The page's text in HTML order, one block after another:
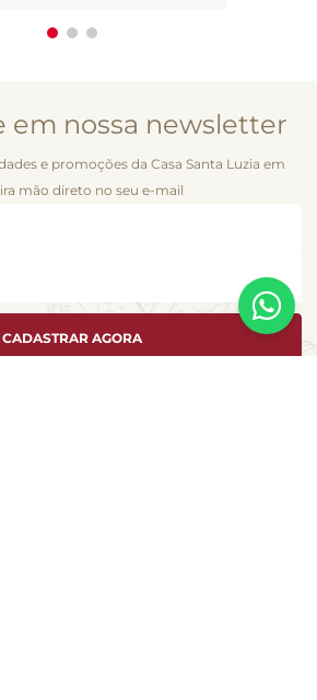
em nossa newsletter
e promoções da Casa Santa Luzia em
mão direto no seu e-mail
CADASTRAR AGORA